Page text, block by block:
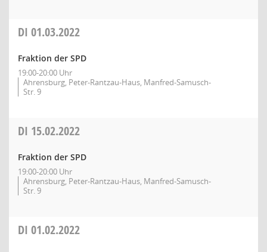
DI 01.03.2022
Fraktion der SPD
19:00-20:00 Uhr
Ahrensburg, Peter-Rantzau-Haus, Manfred-Samusch-
Str. 9
DI 15.02.2022
Fraktion der SPD
19:00-20:00 Uhr
Ahrensburg, Peter-Rantzau-Haus, Manfred-Samusch-
Str. 9
DI 01.02.2022